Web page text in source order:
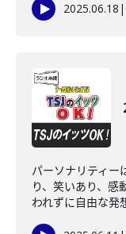
2025.06.18 |
パーソナリティー
り、笑いあり、感
われずに自由な発